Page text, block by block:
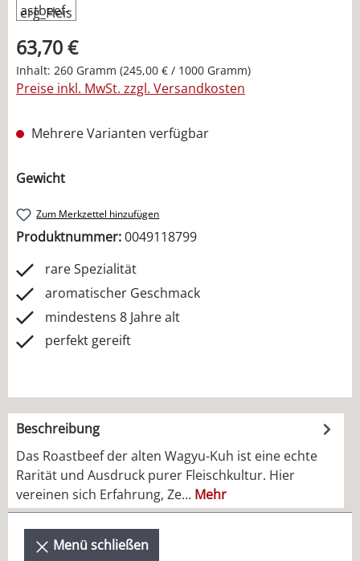
63,70 €
Inhalt: 260 Gramm (245,00 € / 1000 Gramm)
Preise inkl. MwSt. zzgl. Versandkosten
Mehrere Varianten verfügbar
Gewichtauswählen
Zum Merkzettel hinzufügen
Produktnummer:0049118799
rare Spezialität
aromatischer Geschmack
mindestens 8 Jahre alt
perfekt gereift
Beschreibung
Das Roastbeef der alten Wagyu-Kuh ist eine echte
Rarität und Ausdruck purer Fleischkultur. Hier
vereinen sich Erfahrung, Ze… Mehr
Menü schließen